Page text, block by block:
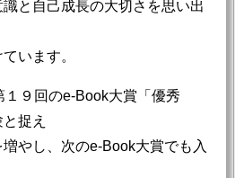
と自己成長の大切さを思い出
います。
１９回のe-Book大賞「優秀
捉え
やし、次のe-Book大賞でも入